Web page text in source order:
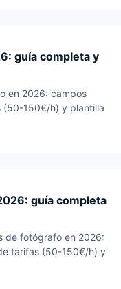
guía completa y
en 2026: campos
(50-150€/h) y plantilla
guía completa
de fotógrafo en 2026:
tarifas (50-150€/h) y